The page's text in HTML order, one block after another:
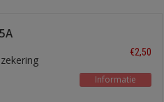
€2,50
Informatie